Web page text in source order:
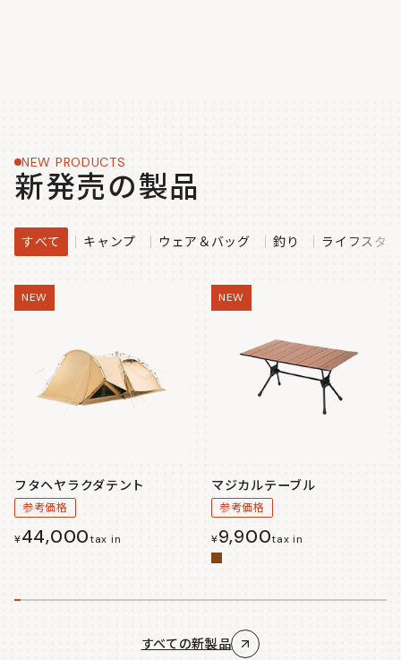
NEW PRODUCTS
新発売の製品
すべて キャンプ ウェア＆バッグ 釣り ライフスタ
NEW
フタヘヤラクダテント
参考価格
¥44,000tax in
NEW
マジカルテーブル
参考価格
¥9,900tax in
すべての新製品